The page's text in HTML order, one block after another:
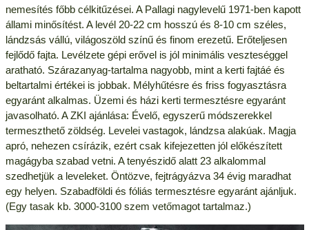
nemesítés főbb célkitűzései. A Pallagi nagylevelű 1971-ben kapott
állami minősítést. A levél 20-22 cm hosszú és 8-10 cm széles,
lándzsás vállú, világoszöld színű és finom erezetű. Erőteljesen
fejlődő fajta. Levélzete gépi erővel is jól minimális veszteséggel
aratható. Szárazanyag-tartalma nagyobb, mint a kerti fajtáé és
beltartalmi értékei is jobbak. Mélyhűtésre és friss fogyasztásra
egyaránt alkalmas. Üzemi és házi kerti termesztésre egyaránt
javasolható. A ZKI ajánlása: Évelő, egyszerű módszerekkel
termeszthető zöldség. Levelei vastagok, lándzsa alakúak. Magja
apró, nehezen csírázik, ezért csak kifejezetten jól előkészített
magágyba szabad vetni. A tenyészidő alatt 23 alkalommal
szedhetjük a leveleket. Öntözve, fejtrágyázva 34 évig maradhat
egy helyen. Szabadföldi és fóliás termesztésre egyaránt ajánljuk.
(Egy tasak kb. 3000-3100 szem vetőmagot tartalmaz.)